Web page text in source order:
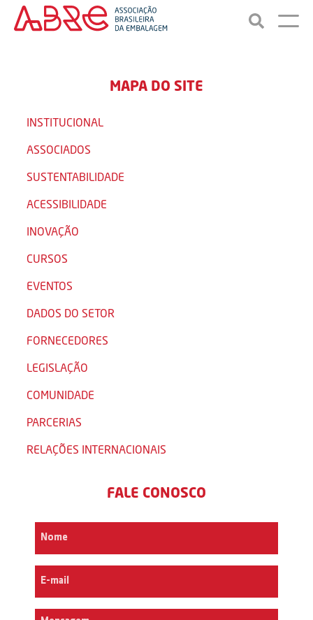
MAPA DO SITE
INSTITUCIONAL
ASSOCIADOS
SUSTENTABILIDADE
ACESSIBILIDADE
INOVAÇÃO
CURSOS
EVENTOS
DADOS DO SETOR
FORNECEDORES
LEGISLAÇÃO
COMUNIDADE
PARCERIAS
RELAÇÕES INTERNACIONAIS
FALE CONOSCO